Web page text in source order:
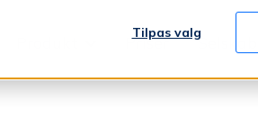
Tilpas valg
Priser Selskab